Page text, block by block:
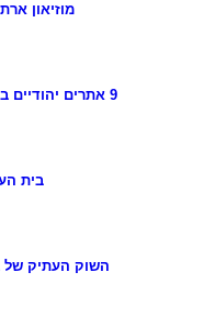
מוזיאון
9 אתרים יהודיים בברטיסלבה
בית
השוק העתיק של